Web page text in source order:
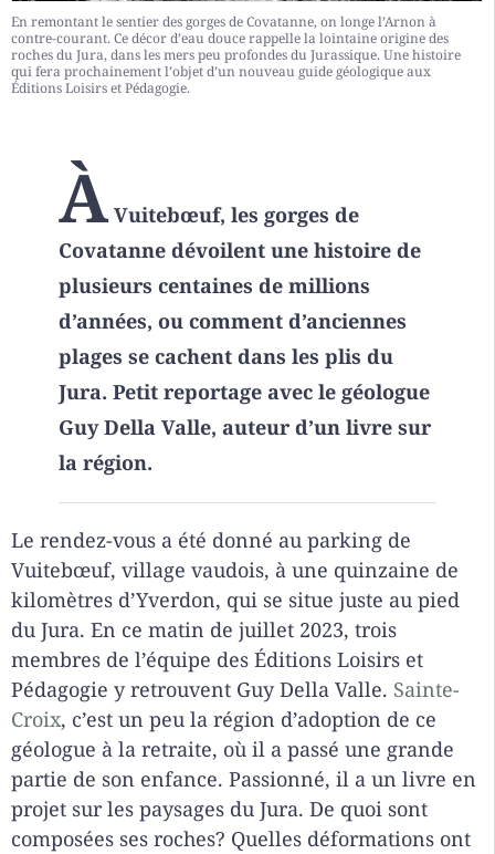
En remontant le sentier des gorges de Covatanne, on longe l’Arnon à
contre-courant. Ce décor d’eau douce rappelle la lointaine origine des
roches du Jura, dans les mers peu profondes du Jurassique. Une histoire
qui fera prochainement l’objet d’un nouveau guide géologique aux
Éditions Loisirs et Pédagogie.
ÀVuitebœuf, les gorges de
Covatanne dévoilent une histoire de
plusieurs centaines de millions
d’années, ou comment d’anciennes
plages se cachent dans les plis du
Jura. Petit reportage avec le géologue
Guy Della Valle, auteur d’un livre sur
la région.
Le rendez-vous a été donné au parking de
Vuitebœuf, village vaudois, à une quinzaine de
kilomètres d’Yverdon, qui se situe juste au pied
du Jura. En ce matin de juillet 2023, trois
membres de l’équipe des Éditions Loisirs et
Pédagogie y retrouvent Guy Della Valle. Sainte-
Croix, c’est un peu la région d’adoption de ce
géologue à la retraite, où il a passé une grande
partie de son enfance. Passionné, il a un livre en
projet sur les paysages du Jura. De quoi sont
composées ses roches? Quelles déformations ont